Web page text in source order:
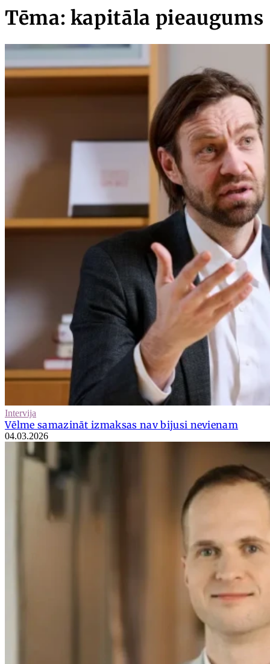
Tēma: kapitāla pieaugums
Intervija
Vēlme samazināt izmaksas nav bijusi nevienam
04.03.2026